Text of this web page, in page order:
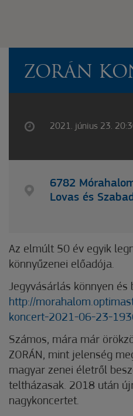
ZORÁN
2021. június 23.
6782
Lovas és
Az elmúlt 50 év egyik
könnyűzenei előadója.
Jegyvásárlás könnyen és
http://
koncert-2021-06-23-
Számos, mára már
ZORÁN, mint jelenség
magyar zenei életről
teltházasak. 2018 után
nagykoncertet.